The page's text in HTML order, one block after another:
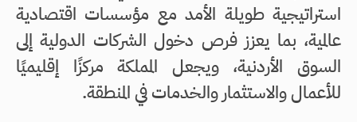
استراتيجية طويلة الأمد مع مؤسسات اقتصادية
عالمية، بما يعزز فرص دخول الشركات الدولية إلى
السوق الأردنية، ويجعل المملكة مركزًا إقليميًا
للأعمال والاستثمار والخدمات في المنطقة.